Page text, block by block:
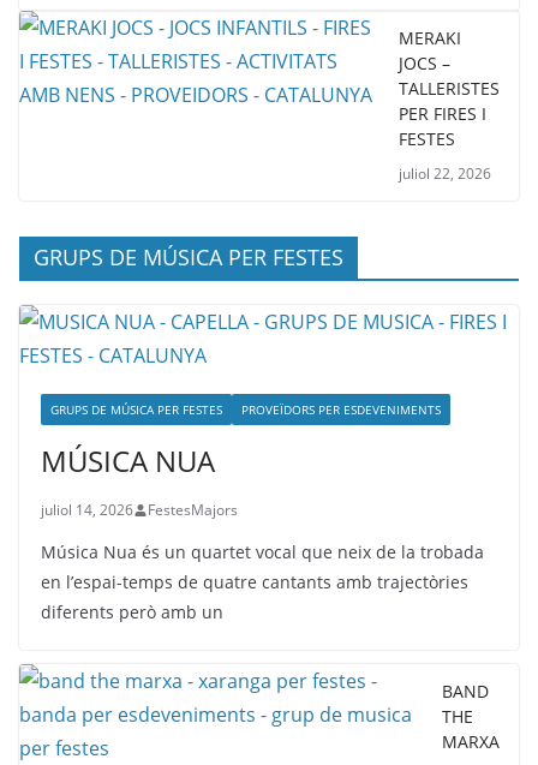
MERAKI
JOCS –
TALLERISTES
PER FIRES I
FESTES
juliol 22, 2026
GRUPS DE MÚSICA PER FESTES
GRUPS DE MÚSICA PER FESTES PROVEÏDORS PER ESDEVENIMENTS
MÚSICA NUA
juliol 14, 2026 FestesMajors
Música Nua és un quartet vocal que neix de la trobada
en l’espai-temps de quatre cantants amb trajectòries
diferents però amb un
BAND
THE
MARXA